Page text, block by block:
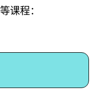
课程：